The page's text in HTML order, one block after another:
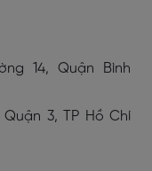
14, Quận Bình
Quận 3, TP Hồ Chí